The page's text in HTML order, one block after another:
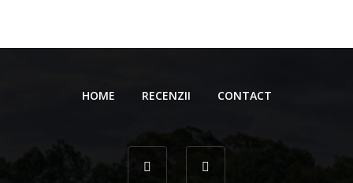
HOME RECENZII CONTACT